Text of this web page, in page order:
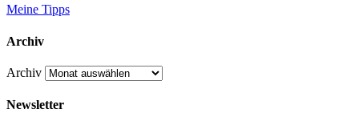
Meine Tipps
Archiv
Archiv
Newsletter